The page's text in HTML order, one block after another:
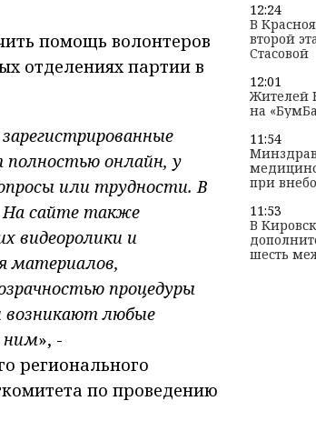
помощь волонтеров
отделениях партии в
полностью онлайн, у
или трудности. В
На сайте также
видеоролики и
материалов,
процедуры
возникают любые
ним», -
регионального
по проведению
12:24
В
второй
Стасовой
12:01
Жителей
на
11:54
при
11:53
В
шесть